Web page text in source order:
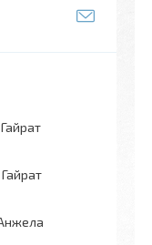
Гайрат
Гайрат